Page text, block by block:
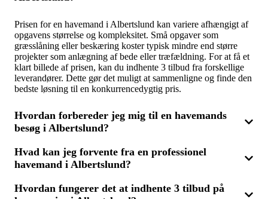
Prisen for en havemand i Albertslund kan variere afhængigt af
opgavens størrelse og kompleksitet. Små opgaver som
græsslåning eller beskæring koster typisk mindre end større
projekter som anlægning af bede eller træfældning. For at få et
klart billede af prisen, kan du indhente 3 tilbud fra forskellige
leverandører. Dette gør det muligt at sammenligne og finde den
bedste løsning til en konkurrencedygtig pris.
Hvordan forbereder jeg mig til en havemands
besøg i Albertslund?
For at optimere din haveservice i Albertslund kan du forberede
dig ved at have en klar idé om, hvilke opgaver der skal udføres.
for, at området er tilgængeligt for havemanden. Hvis du søger
Hvad kan jeg forvente fra en professionel
havemand i Albertslund?
En professionel havemand i Albertslund kan hjælpe med både
Hvordan fungerer det at indhente 3 tilbud på